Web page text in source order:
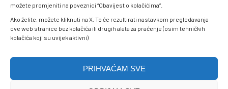
možete promjeniti na poveznici “Obavijest o kolačićima”.
Ako želite, možete kliknuti na X. To će rezultirati nastavkom pregledavanja
ove web stranice bez kolačića ili drugih alata za praćenje (osim tehničkih
kolačića koji su uvijek aktivni)
PRIHVAĆAM SVE